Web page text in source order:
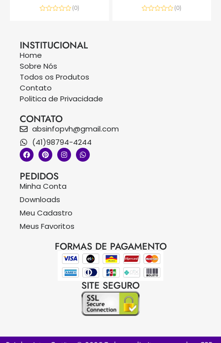
(0) (0)
INSTITUCIONAL
Home
Sobre Nós
Todos os Produtos
Contato
Politica de Privacidade
CONTATO
absinfopvh@gmail.com
(41)98794-4244
PEDIDOS
Minha Conta
Downloads
Meu Cadastro
Meus Favoritos
FORMAS DE PAGAMENTO
SITE SEGURO